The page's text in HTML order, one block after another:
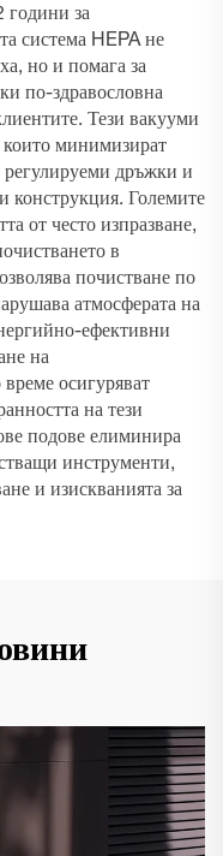
години за
система HEPA не
но и помага за
по-здравословна
Тези вакууми
които минимизират
регулируеми дръжки и
конструкция. Големите
от често изпразване,
в
почистване по
атмосферата на
ефективни
на
осигуряват
на тези
подове елиминира
инструменти,
и изискванията за